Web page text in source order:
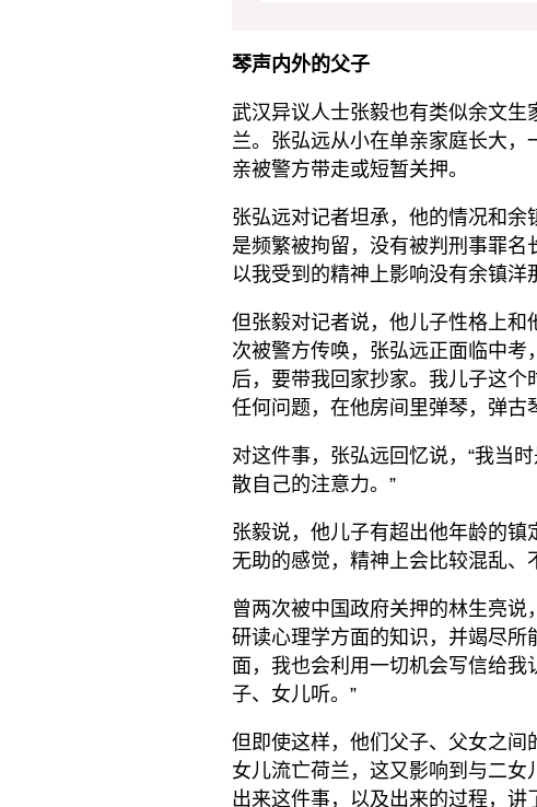
琴声内外的父子
武汉异议人士张毅也有类似余文
兰。张弘远从小在单亲家庭长大
亲被警方带走或短暂关押。
张弘远对记者坦承，他的情况和余
是频繁被拘留，没有被判刑事罪
以我受到的精神上影响没有余镇洋
但张毅对记者说，他儿子性格上
次被警方传唤，张弘远正面临中考
后，要带我回家抄家。我儿子这
任何问题，在他房间里弹琴，弹古
对这件事，张弘远回忆说，“我当
散自己的注意力。”
张毅说，他儿子有超出他年龄的镇
无助的感觉，精神上会比较混乱、
曾两次被中国政府关押的林生亮
研读心理学方面的知识，并竭尽所
面，我也会利用一切机会写信给
子、女儿听。”
但即使这样，他们父子、父女之
女儿流亡荷兰，这又影响到与二女
出来这件事，以及出来的过程，讲